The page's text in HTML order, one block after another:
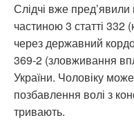
Слідчі вже
частиною 3 статті 332
через державний
369-2 (зловживання
України. Чоловіку
позбавлення волі з
тривають.